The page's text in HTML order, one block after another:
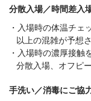
分散入場／時間差入
入場時の体温チェ
以上の混雑が予想
入場時の濃厚接触
分散入場、オフピ
手洗い／消毒にご協